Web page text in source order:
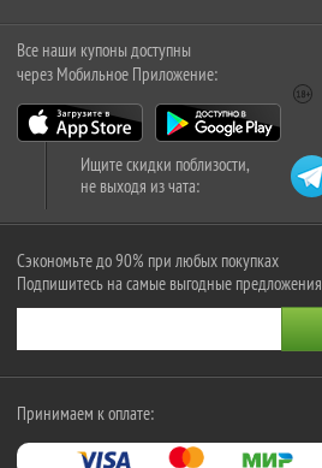
Все наши купоны доступны
через Мобильное Приложение:
Ищите скидки поблизости,
не выходя из чата:
Сэкономьте до 90% при любых покупках
Подпишитесь на самые выгодные предложения
Принимаем к оплате: